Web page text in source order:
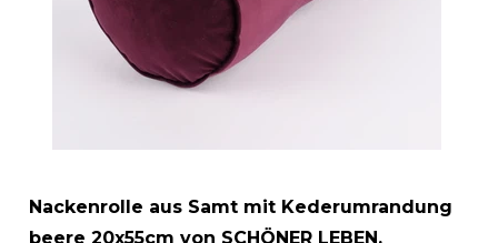
Nackenrolle aus Samt mit Kederumrandung
beere 20x55cm von SCHÖNER LEBEN.